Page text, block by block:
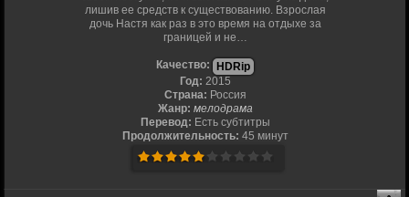
лишив ее средств к существованию. Взрослая
дочь Настя как раз в это время на отдыхе за
границей и не…
Качество:
HDRip
Год: 2015
Страна: Россия
Жанр: мелодрама
Перевод: Есть субтитры
Продолжительность: 45 минут